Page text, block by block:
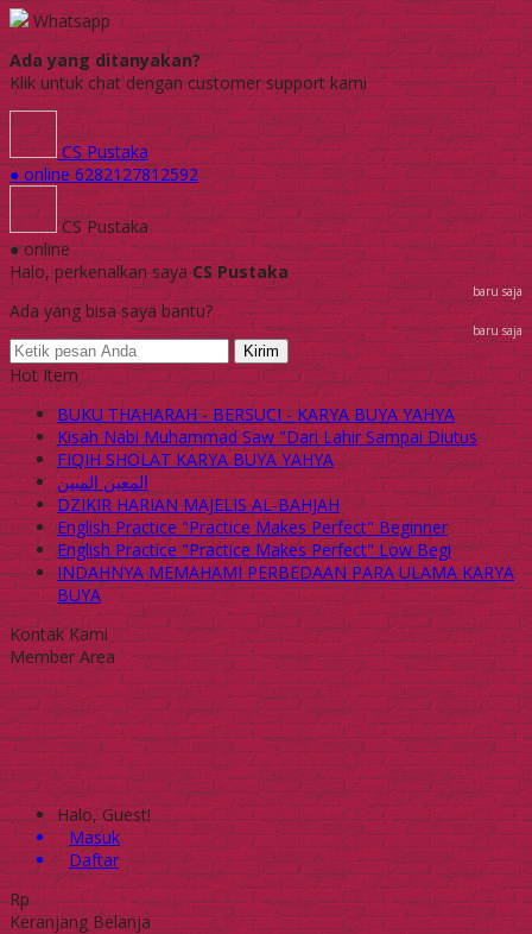
Whatsapp
Ada yang ditanyakan?
Klik untuk chat dengan customer support kami
CS Pustaka
● online 6282127812592
CS Pustaka
● online
Halo, perkenalkan sayaCS Pustaka
baru saja
Ada yang bisa saya bantu?
baru saja
Kirim
Hot Item
BUKU THAHARAH - BERSUCI - KARYA BUYA YAHYA
Kisah Nabi Muhammad Saw "Dari Lahir Sampai Diutus
FIQIH SHOLAT KARYA BUYA YAHYA
المعين المبين
DZIKIR HARIAN MAJELIS AL-BAHJAH
English Practice "Practice Makes Perfect" Beginner
English Practice "Practice Makes Perfect" Low Begi
INDAHNYA MEMAHAMI PERBEDAAN PARA ULAMA KARYA
BUYA
Kontak Kami
Member Area
Halo, Guest!
Masuk
Daftar
Rp
Keranjang Belanja